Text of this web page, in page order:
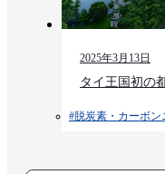
2025年3月13日
タイ王国初の
#脱炭素・カーボン